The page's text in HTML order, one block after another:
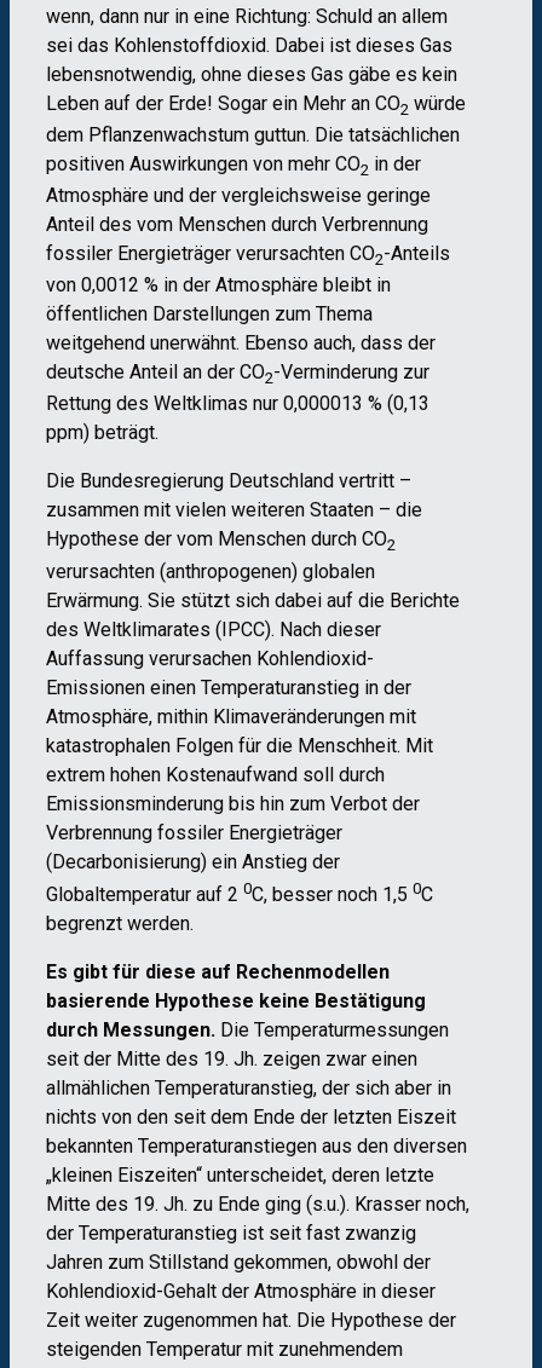
wenn, dann nur in eine Richtung: Schuld an allem
sei das Kohlenstoffdioxid. Dabei ist dieses Gas
lebensnotwendig, ohne dieses Gas gäbe es kein
Leben auf der Erde! Sogar ein Mehr an CO2 würde
dem Pflanzenwachstum guttun. Die tatsächlichen
positiven Auswirkungen von mehr CO2 in der
Atmosphäre und der vergleichsweise geringe
Anteil des vom Menschen durch Verbrennung
fossiler Energieträger verursachten CO2-Anteils
von 0,0012 % in der Atmosphäre bleibt in
öffentlichen Darstellungen zum Thema
weitgehend unerwähnt. Ebenso auch, dass der
deutsche Anteil an der CO2-Verminderung zur
Rettung des Weltklimas nur 0,000013 % (0,13
ppm) beträgt.
Die Bundesregierung Deutschland vertritt –
zusammen mit vielen weiteren Staaten – die
Hypothese der vom Menschen durch CO2
verursachten (anthropogenen) globalen
Erwärmung. Sie stützt sich dabei auf die Berichte
des Weltklimarates (IPCC). Nach dieser
Auffassung verursachen Kohlendioxid-
Emissionen einen Temperaturanstieg in der
Atmosphäre, mithin Klimaveränderungen mit
katastrophalen Folgen für die Menschheit. Mit
extrem hohen Kostenaufwand soll durch
Emissionsminderung bis hin zum Verbot der
Verbrennung fossiler Energieträger
(Decarbonisierung) ein Anstieg der
Globaltemperatur auf 2 0C, besser noch 1,5 0C
begrenzt werden.
Es gibt für diese auf Rechenmodellen
basierende Hypothese keine Bestätigung
durch Messungen. Die Temperaturmessungen
seit der Mitte des 19. Jh. zeigen zwar einen
allmählichen Temperaturanstieg, der sich aber in
nichts von den seit dem Ende der letzten Eiszeit
bekannten Temperaturanstiegen aus den diversen
„kleinen Eiszeiten“ unterscheidet, deren letzte
Mitte des 19. Jh. zu Ende ging (s.u.). Krasser noch,
der Temperaturanstieg ist seit fast zwanzig
Jahren zum Stillstand gekommen, obwohl der
Kohlendioxid-Gehalt der Atmosphäre in dieser
Zeit weiter zugenommen hat. Die Hypothese der
steigenden Temperatur mit zunehmendem